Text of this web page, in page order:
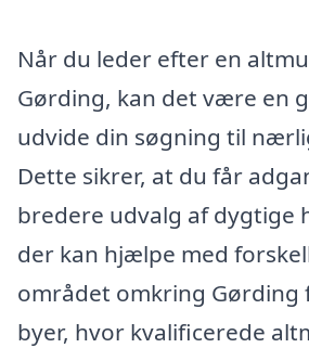
Når du leder efter en
Gørding, kan det være en
udvide din søgning til
Dette sikrer, at du får
bredere udvalg af dygtige
der kan hjælpe med
området omkring Gørding
byer, hvor kvalificerede